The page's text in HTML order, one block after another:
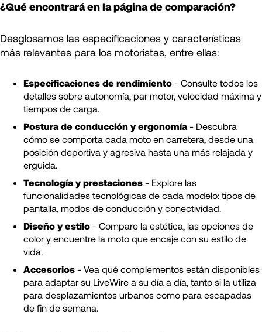
¿Qué encontrará en la página de comparación?
Desglosamos las especificaciones y características
más relevantes para los motoristas, entre ellas:
Especificaciones de rendimiento - Consulte todos los
detalles sobre autonomía, par motor, velocidad máxima y
tiempos de carga.
Postura de conducción y ergonomía- Descubra
cómo se comporta cada moto en carretera, desde una
posición deportiva y agresiva hasta una más relajada y
erguida.
Tecnología y prestaciones - Explore las
funcionalidades tecnológicas de cada modelo: tipos de
pantalla, modos de conducción y conectividad.
Diseño y estilo - Compare la estética, las opciones de
color y encuentre la moto que encaje con su estilo de
vida.
Accesorios - Vea qué complementos están disponibles
para adaptar su LiveWire a su día a día, tanto si la utiliza
para desplazamientos urbanos como para escapadas
de fin de semana.